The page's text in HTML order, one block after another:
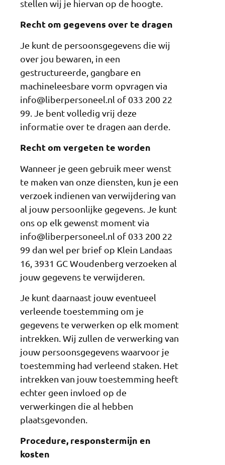
stellen wij je hiervan op de hoogte.
Recht om gegevens over te dragen
Je kunt de persoonsgegevens die wij
over jou bewaren, in een
gestructureerde, gangbare en
machineleesbare vorm opvragen via
info@liberpersoneel.nl of 033 200 22
99. Je bent volledig vrij deze
informatie over te dragen aan derde.
Recht om vergeten te worden
Wanneer je geen gebruik meer wenst
te maken van onze diensten, kun je een
verzoek indienen van verwijdering van
al jouw persoonlijke gegevens. Je kunt
ons op elk gewenst moment via
info@liberpersoneel.nl of 033 200 22
99 dan wel per brief op Klein Landaas
16, 3931 GC Woudenberg verzoeken al
jouw gegevens te verwijderen.
Je kunt daarnaast jouw eventueel
verleende toestemming om je
gegevens te verwerken op elk moment
intrekken. Wij zullen de verwerking van
jouw persoonsgegevens waarvoor je
toestemming had verleend staken. Het
intrekken van jouw toestemming heeft
echter geen invloed op de
verwerkingen die al hebben
plaatsgevonden.
Procedure, responstermijn en
kosten